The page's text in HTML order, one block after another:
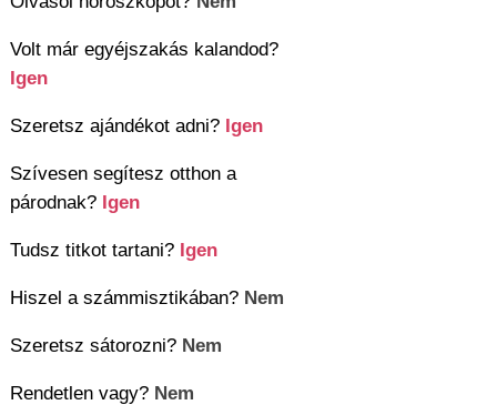
Volt már egyéjszakás kalandod?
Igen
Szeretsz ajándékot adni? Igen
Szívesen segítesz otthon a
párodnak? Igen
Tudsz titkot tartani? Igen
Hiszel a számmisztikában? Nem
Szeretsz sátorozni? Nem
Rendetlen vagy? Nem